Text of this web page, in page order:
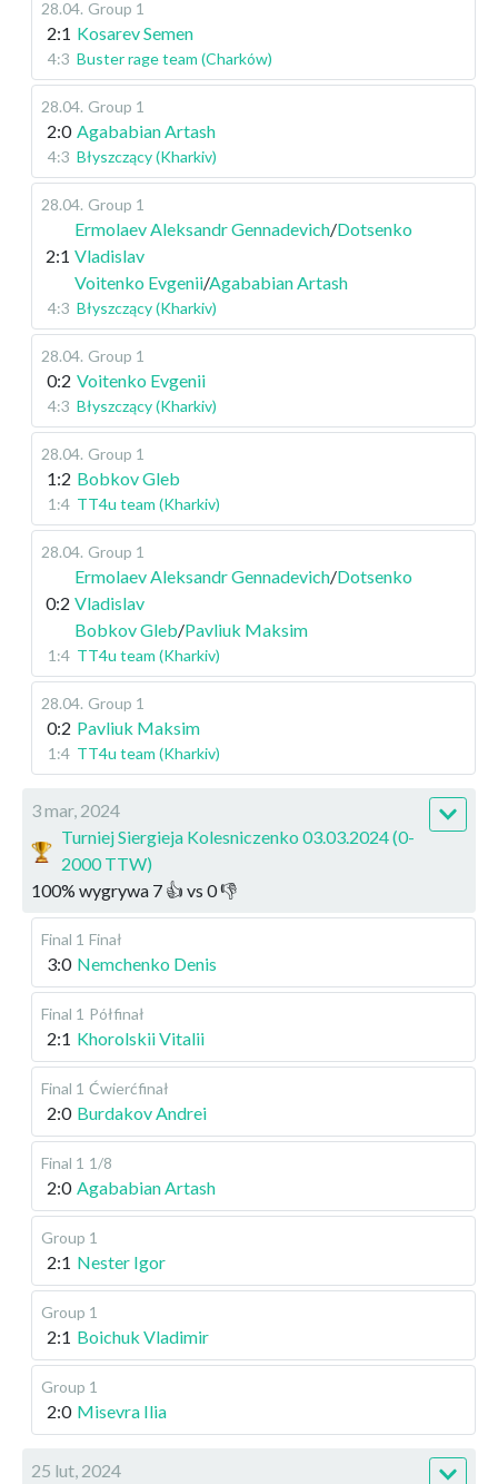
28.04. Group 1
2:1 Kosarev Semen
4:3 Buster rage team (Charków)
28.04. Group 1
2:0 Agababian Artash
4:3 Błyszczący (Kharkiv)
28.04. Group 1
2:1
Ermolaev Aleksandr Gennadevich/Dotsenko
Vladislav
Voitenko Evgenii/Agababian Artash
4:3 Błyszczący (Kharkiv)
28.04. Group 1
0:2 Voitenko Evgenii
4:3 Błyszczący (Kharkiv)
28.04. Group 1
1:2 Bobkov Gleb
1:4 TT4u team (Kharkiv)
28.04. Group 1
0:2
Ermolaev Aleksandr Gennadevich/Dotsenko
Vladislav
Bobkov Gleb/Pavliuk Maksim
1:4 TT4u team (Kharkiv)
28.04. Group 1
0:2 Pavliuk Maksim
1:4 TT4u team (Kharkiv)
3 mar, 2024
Turniej Siergieja Kolesniczenko 03.03.2024 (0-
2000 TTW)
100% wygrywa 7 👍 vs 0👎
Final 1 Finał
3:0 Nemchenko Denis
Final 1 Półfinał
2:1 Khorolskii Vitalii
Final 1 Ćwierćfinał
2:0 Burdakov Andrei
Final 1 1/8
2:0 Agababian Artash
Group 1
2:1 Nester Igor
Group 1
2:1 Boichuk Vladimir
Group 1
2:0 Misevra Ilia
25 lut, 2024